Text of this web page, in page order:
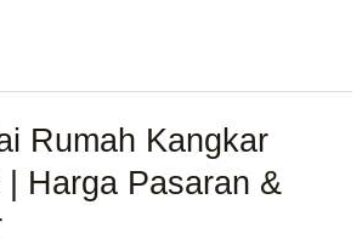
Rumah Kangkar
| Harga Pasaran &